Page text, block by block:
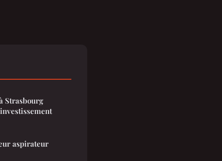
Strasbourg
aspirateur